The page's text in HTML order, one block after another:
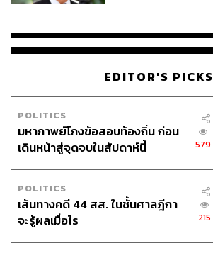
EDITOR'S PICKS
POLITICS
มหากาพย์โกงข้อสอบท้องถิ่น ก่อน
เดินหน้าสู่จุดจบในสัปดาห์นี้
579
POLITICS
เส้นทางคดี 44 สส. ในชั้นศาลฎีกา
จะรู้ผลเมื่อไร
215